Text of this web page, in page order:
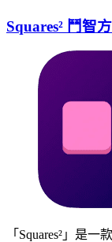
Squares² 鬥智
「Squares²」是